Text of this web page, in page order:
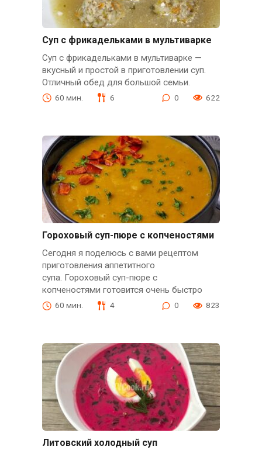
Суп с фрикадельками в мультиварке
Суп с фрикадельками в мультиварке —
вкусный и простой в приготовлении суп.
Отличный обед для большой семьи.
60 мин. 6 0 622
Гороховый суп-пюре с копченостями
Сегодня я поделюсь с вами рецептом
приготовления аппетитного
супа. Гороховый суп-пюре с
копченостями готовится очень быстро
60 мин. 4 0 823
Литовский холодный суп